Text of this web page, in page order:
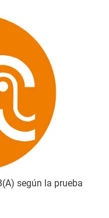
según la prueba